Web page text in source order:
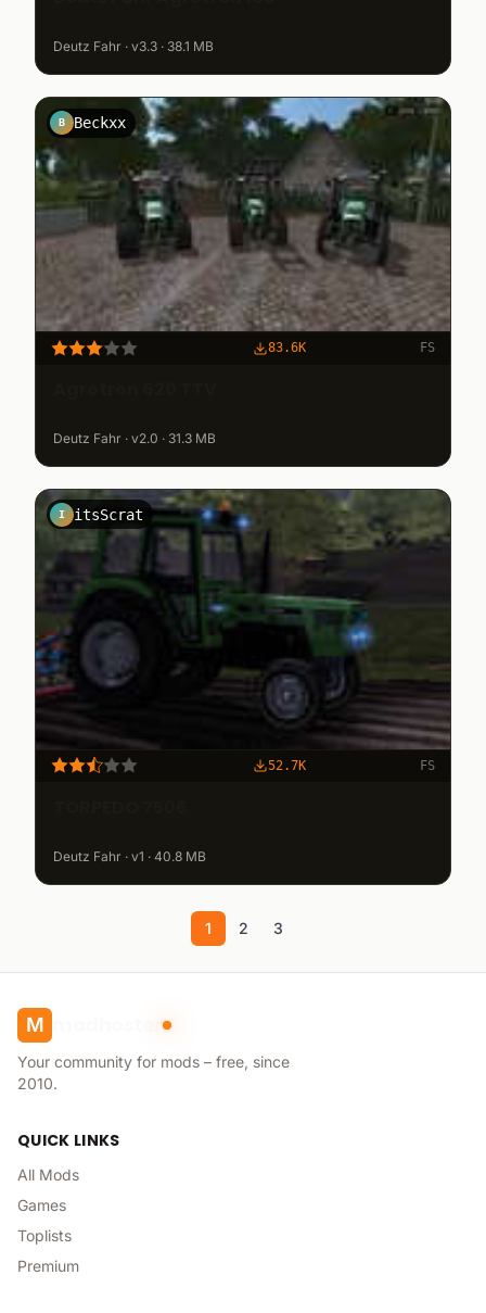
Deutz Fahr · v3.3 · 38.1 MB
B Beckxx
83.6K FS
Deutz Fahr · v2.0 · 31.3 MB
I itsScrat
52.7K FS
Deutz Fahr · v1 · 40.8 MB
1 2 3
M modhoster
Your community for mods – free, since
2010.
QUICK LINKS
All Mods
Games
Toplists
Premium